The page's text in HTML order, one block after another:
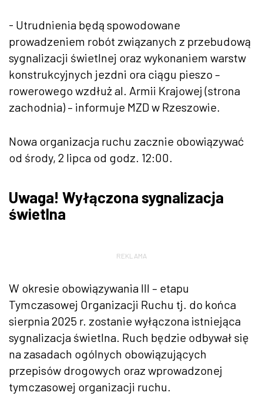
- Utrudnienia będą spowodowane
prowadzeniem robót związanych z przebudową
sygnalizacji świetlnej oraz wykonaniem warstw
konstrukcyjnych jezdni ora ciągu pieszo –
rowerowego wzdłuż al. Armii Krajowej (strona
zachodnia) – informuje MZD w Rzeszowie.
Nowa organizacja ruchu zacznie obowiązywać
od środy, 2 lipca od godz. 12:00.
Uwaga! Wyłączona sygnalizacja
świetlna
REKLAMA
W okresie obowiązywania III – etapu
Tymczasowej Organizacji Ruchu tj. do końca
sierpnia 2025 r. zostanie wyłączona istniejąca
sygnalizacja świetlna. Ruch będzie odbywał się
na zasadach ogólnych obowiązujących
przepisów drogowych oraz wprowadzonej
tymczasowej organizacji ruchu.